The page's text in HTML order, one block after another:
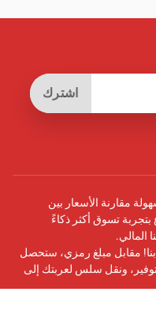
اشترك
مقارنة الأسعار بين
بتجربة تسوق أكثر ذكاءً
المالي.
مقابل مبلغ رمزي، ستحصل
ونقل سلس لعربتك إلى